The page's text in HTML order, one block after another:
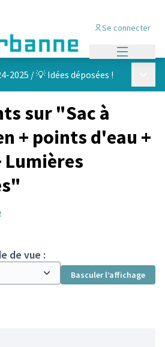
Se connecter
2025 /💡 Idées déposées !
sur "Sac à
+ points d'eau +
Lumières
de vue :
Basculer l’affichage